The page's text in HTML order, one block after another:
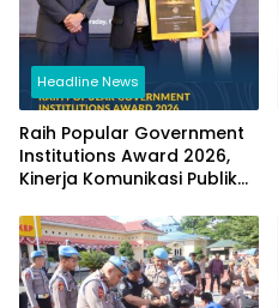
Headline News
Raih Popular Government
Institutions Award 2026,
Kinerja Komunikasi Publik
Kembali Diakui